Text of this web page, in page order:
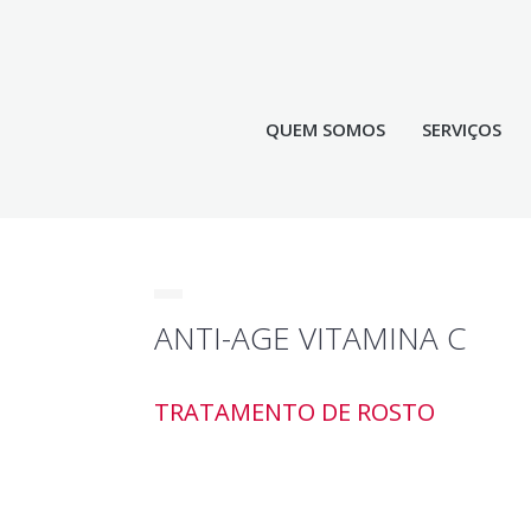
QUEM SOMOS SERVIÇOS
ANTI-AGE VITAMINA C
TRATAMENTO DE ROSTO